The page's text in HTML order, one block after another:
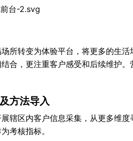
所转变为体验平台，将更多的生
合，更注重客户感受和后续维护
方法导入
辖区内客户信息采集，从更多维
考核指标。